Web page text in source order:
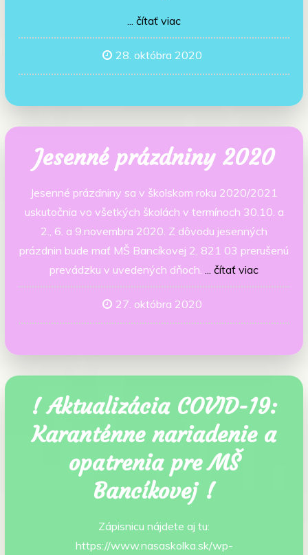
... čítať viac
28. októbra 2020
Jesenné prázdniny 2020
Jesenné prázdniny sa v školskom roku 2020/2021
uskutočnia vo všetkých školách v termínoch 30.10. a
2., 6. a 9.novembra 2020. Z dôvodu jesenných
prázdnin bude mať MŠ Bancíkovej 2, 821 03 prerušenú
prevádzku v uvedených dňoch.
... čítať viac
27. októbra 2020
! Aktualizácia COVID-19:
Karanténne nariadenie a
opatrenia pre MŠ
Bancíkovej !
Zápisnicu nájdete aj tu:
https://www.nasaskolka.sk/wp-